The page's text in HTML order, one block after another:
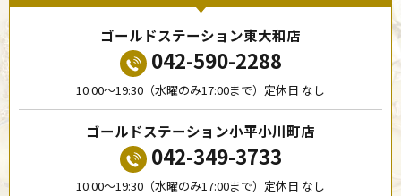
ゴールドステーション東大和店
042-590-2288
10:00〜19:30（水曜のみ17:00まで）定休日 なし
ゴールドステーション小平小川町店
042-349-3733
10:00〜19:30（水曜のみ17:00まで）定休日 なし